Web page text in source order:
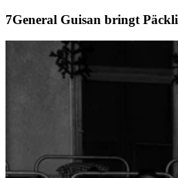
General Guisan bringt Päckli